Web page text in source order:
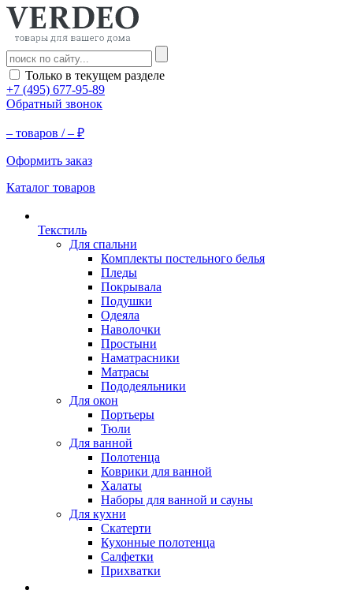
Только в текущем разделе
+7 (495) 677-95-89
Обратный звонок
– товаров /– ₽
Оформить заказ
Каталог товаров
Текстиль
Для спальни
Комплекты постельного белья
Пледы
Покрывала
Подушки
Одеяла
Наволочки
Простыни
Наматрасники
Матрасы
Пододеяльники
Для окон
Портьеры
Тюли
Для ванной
Полотенца
Коврики для ванной
Халаты
Наборы для ванной и сауны
Для кухни
Скатерти
Кухонные полотенца
Салфетки
Прихватки